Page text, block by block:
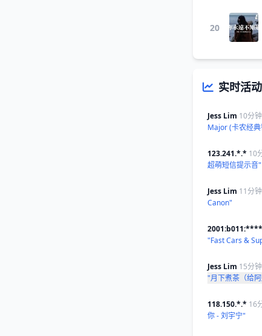
20
实时活动
Jess Lim 10分
Major (卡农经
123.241.*.* 10
超萌短信提示音"
Jess Lim 11分
Canon"
2001:b011:****
"Fast Cars &
Jess Lim 15分
"月下煮茶（给
118.150.*.* 16
你 - 刘宇宁"